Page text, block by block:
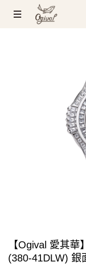
【Ogival 愛其
(380-41DLW) 銀